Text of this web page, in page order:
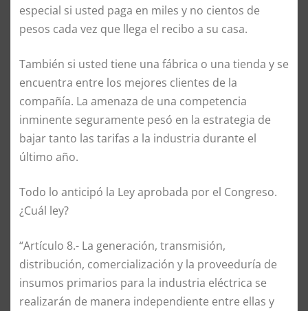
especial si usted paga en miles y no cientos de
pesos cada vez que llega el recibo a su casa.
También si usted tiene una fábrica o una tienda y se
encuentra entre los mejores clientes de la
compañía. La amenaza de una competencia
inminente seguramente pesó en la estrategia de
bajar tanto las tarifas a la industria durante el
último año.
Todo lo anticipó la Ley aprobada por el Congreso.
¿Cuál ley?
“Artículo 8.- La generación, transmisión,
distribución, comercialización y la proveeduría de
insumos primarios para la industria eléctrica se
realizarán de manera independiente entre ellas y